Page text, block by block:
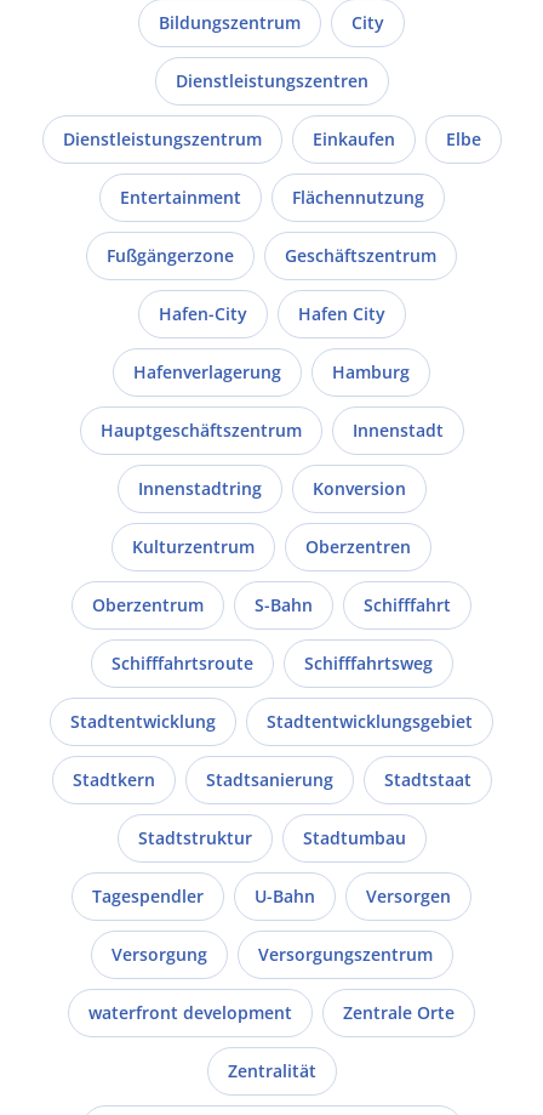
Bildungszentrum City
Dienstleistungszentren
Dienstleistungszentrum Einkaufen Elbe
Entertainment Flächennutzung
Fußgängerzone Geschäftszentrum
Hafen-City Hafen City
Hafenverlagerung Hamburg
Hauptgeschäftszentrum Innenstadt
Innenstadtring Konversion
Kulturzentrum Oberzentren
Oberzentrum S-Bahn Schifffahrt
Schifffahrtsroute Schifffahrtsweg
Stadtentwicklung Stadtentwicklungsgebiet
Stadtkern Stadtsanierung Stadtstaat
Stadtstruktur Stadtumbau
Tagespendler U-Bahn Versorgen
Versorgung Versorgungszentrum
waterfront development Zentrale Orte
Zentralität